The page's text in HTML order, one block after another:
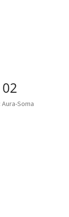
Aura-Soma